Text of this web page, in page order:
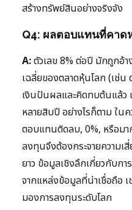
สร้างทรัพย์สินอย่างจริงจัง
Q4: ผลตอบแทนที่คาด
A:ตัวเลข 8% ต่อปี มักถูกอ้
เฉลี่ยของตลาดหุ้นโลก (เช่
เงินปันผลและคิดทบต้นแล้ว
หลายสิบปี อย่างไรก็ตาม ใน
ตอบแทนติดลบ, 0%, หรือมา
ลงทุนจึงต้องกระจายความเ
ยาว ข้อมูลเชิงลึกเกี่ยวกับกา
จากแหล่งข้อมูลที่น่าเชื่อถือ
มองการลงทุนระดับโลก